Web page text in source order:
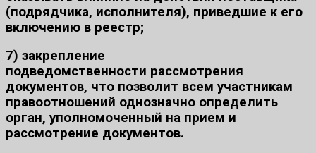
(подрядчика, исполнителя), приведшие к его
включению в реестр;
7) закрепление
подведомственности рассмотрения
документов, что позволит всем участникам
правоотношений однозначно определить
орган, уполномоченный на прием и
рассмотрение документов.